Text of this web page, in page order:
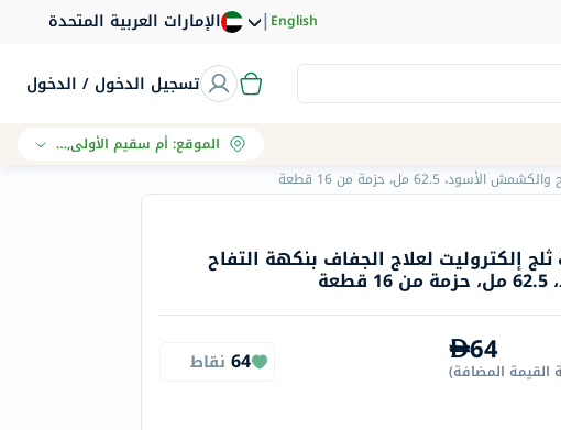
الإمارات العربية المتحدة |English
تسجيل الدخول / الدخول
الموقع:أم سقيم الأولى, دبي
62.5 مل، حزمة من 16 قطعة
إلكتروليت لعلاج الجفاف بنكهة التفاح
64
القيمة المضافة)
64 نقاط